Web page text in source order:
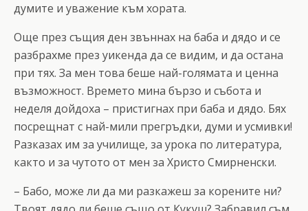
думите и уважение към хората.
Още през същия ден звъннах на баба и дядо и се
разбрахме през уикенда да се видим, и да остана
при тях. За мен това беше най-голямата и ценна
възможност. Времето мина бързо и събота и
неделя дойдоха – пристигнах при баба и дядо. Бях
посрещнат с най-мили прегръдки, думи и усмивки!
Разказах им за училище, за урока по литература,
както и за чутото от мен за Христо Смирненски.
– Бабо, може ли да ми разкажеш за корените ни?